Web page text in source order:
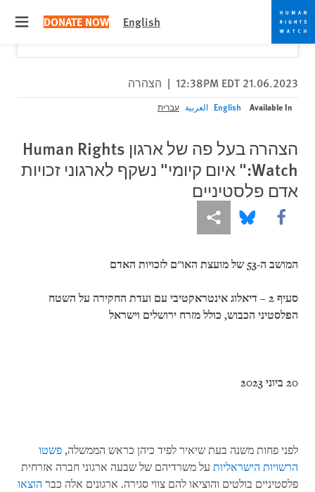
Skip
to
cookie
privacy
notice
Skip
to
main
content
English
DONATE NOW
Would you like to read this page in English?
Close
21.06.2023 12:38PM EDT
| הצהרה
Available In
English العربية עברית
הצהרה בעל פה של ארגון Human Rights
Watch:" איום קיומי" נשקף לארגוני זכויות
אדם פלסטיניים
Share this via Facebook
Share this via Bluesky
More sharing options
המושב ה-53 של מועצת האו"ם לזכויות האדם
סעיף 2 –
דיאלוג אינטראקטיבי עם ועדת החקירה על השטח
הפלסטיני הכבוש, כולל מזרח ירושלים וישראל
20 ביוני 2023
לפני פחות משנה בעת שיאיר לפיד כיהן כראש הממשלה, פשטו
הרשויות הישראליות על משרדיהם של שבעה ארגוני חברה אזרחית
פלסטיניים בולטים והוציאו להם צווי סגירה. ארגונים אלה כבר הוצאו